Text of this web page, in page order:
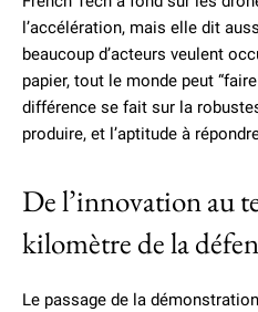
l’accélération, mais elle dit
beaucoup d’acteurs veulent
papier, tout le monde peut
différence se fait sur la
produire, et l’aptitude à
De l’innovation au
kilomètre de la
Le passage de la